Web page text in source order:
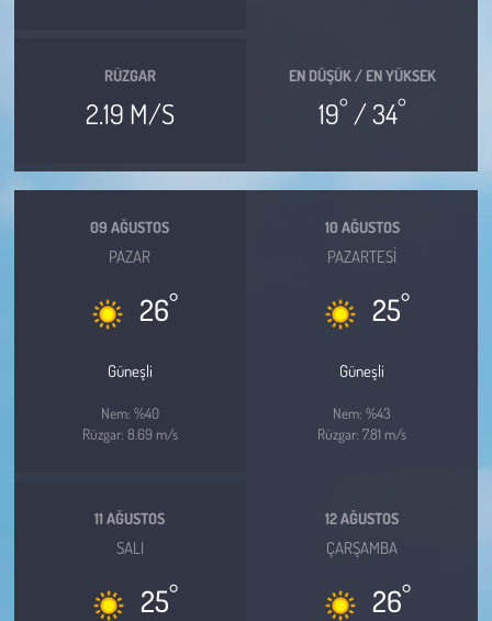
RÜZGAR
2.19 M/S
EN DÜŞÜK / EN YÜKSEK
19°/ 34°
09 AĞUSTOS
PAZAR
26°
Güneşli
Nem: %40
Rüzgar: 8.69 m/s
10 AĞUSTOS
PAZARTESI
25°
Güneşli
Nem: %43
Rüzgar: 7.81 m/s
11 AĞUSTOS
SALI
25°
12 AĞUSTOS
ÇARŞAMBA
26°
Tarım
Kent